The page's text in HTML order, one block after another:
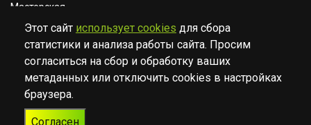
Мастерская
Сотрудничество
YOUTUBE
© Музыкальный магазин Muzik Room, 2023-2026
Этот сайт использует cookies для сбора
статистики и анализа работы сайта. Просим
согласиться на сбор и обработку ваших
метаданных или отключить cookies в настройках
браузера.
Согласен